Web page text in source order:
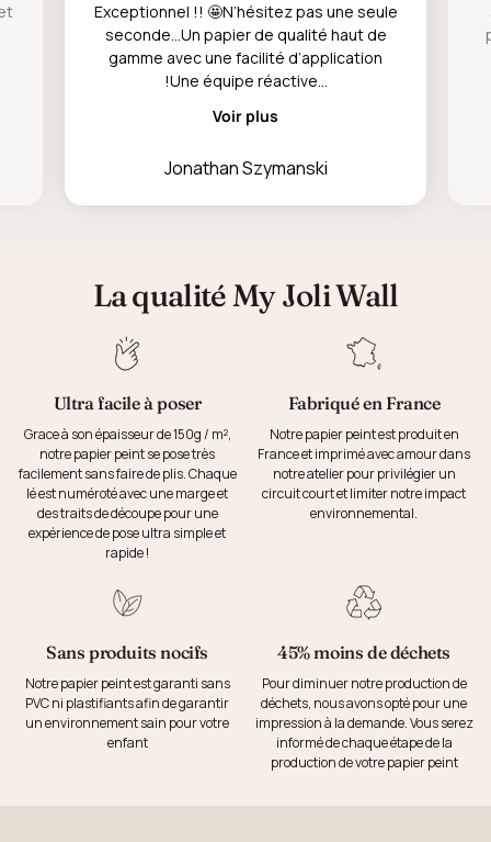
Exceptionnel !! 🤩N’hésitez pas une seule
seconde…Un papier de qualité haut de
gamme avec une facilité d’application
!Une équipe réactive...
Voir plus
Jonathan Szymanski
La qualité My Joli Wall
Ultra facile à poser
Grace à son épaisseur de 150g / m²,
notre papier peint se pose très
facilement sans faire de plis. Chaque
lé est numéroté avec une marge et
des traits de découpe pour une
expérience de pose ultra simple et
rapide !
Fabriqué en France
Notre papier peint est produit en
France et imprimé avec amour dans
notre atelier pour privilégier un
circuit court et limiter notre impact
environnemental.
Sans produits nocifs
Notre papier peint est garanti sans
PVC ni plastifiants afin de garantir
un environnement sain pour votre
enfant
45% moins de déchets
Pour diminuer notre production de
déchets, nous avons opté pour une
impression à la demande. Vous serez
informé de chaque étape de la
production de votre papier peint